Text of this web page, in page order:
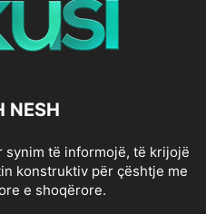
NESH
synim të informojë, të krijojë
konstruktiv për çështje me
e shoqërore.